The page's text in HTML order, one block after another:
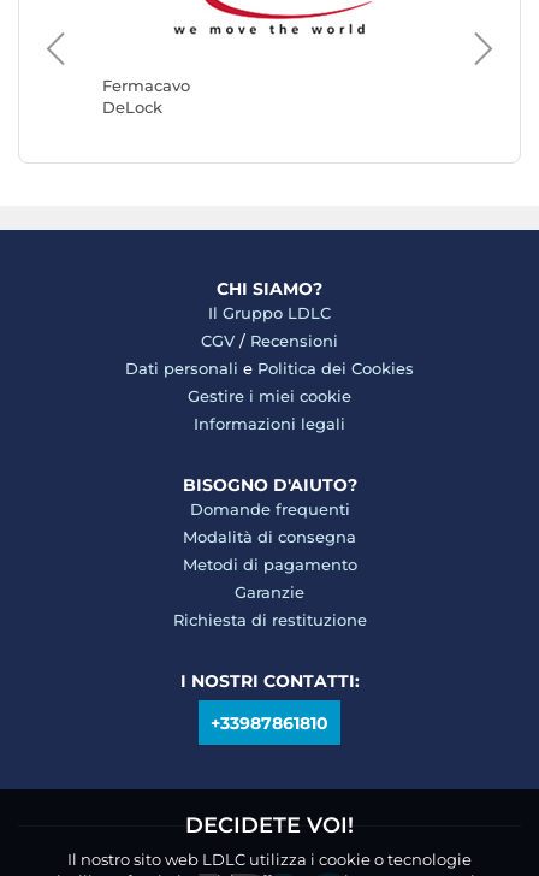
Fermacavo
DeLock
Goobay
CHI SIAMO?
Il Gruppo LDLC
CGV / Recensioni
Dati personali e Politica dei Cookies
Gestire i miei cookie
Informazioni legali
BISOGNO D'AIUTO?
Domande frequenti
Modalità di consegna
Metodi di pagamento
Garanzie
Richiesta di restituzione
I NOSTRI CONTATTI:
+33987861810
DECIDETE VOI!
Il nostro sito web LDLC utilizza i cookie o tecnologie